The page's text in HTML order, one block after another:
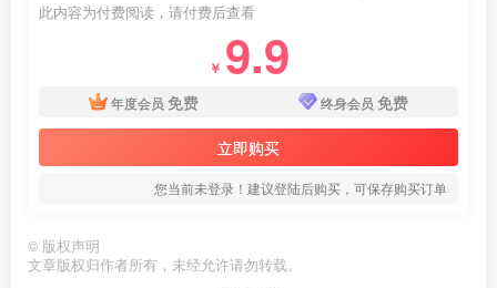
此内容为付费阅读，请付费后查看
￥ 9.9
年度会员 免费 终身会员 免费
立即购买
您当前未登录！建议登陆后购买，可保存购买订单
© 版权声明
文章版权归作者所有，未经允许请勿转载。